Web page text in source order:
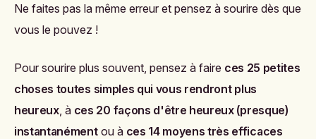
Ne faites pas la même erreur et pensez à sourire dès que
vous le pouvez !
Pour sourire plus souvent, pensez à faire ces 25 petites
choses toutes simples qui vous rendront plus
heureux, à ces 20 façons d'être heureux (presque)
instantanémentou à ces 14 moyens très efficaces